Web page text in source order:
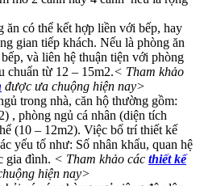
ăn có thể kết hợp liền với bếp, hay
gian tiếp khách. Nếu là phòng ăn
và liên hệ thuận tiện với phòng
chuẩn từ 12 – 15m2.< Tham khảo
được ưa chuộng hiện nay>
trong nhà, căn hộ thường gồm:
, phòng ngủ cá nhân (diện tích
(10 – 12m2). Việc bố trí thiết kế
yếu tố như: Số nhân khẩu, quan hệ
gia đình. < Tham khảo các thiết kế
hiện nay>